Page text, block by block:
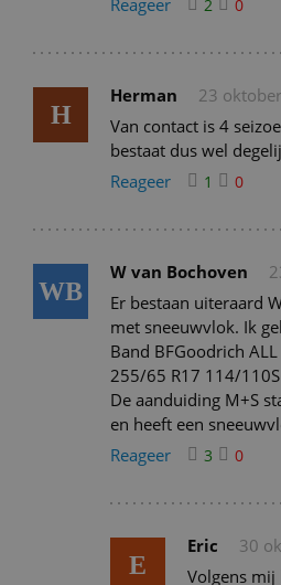
Reageer 2 0
H
Herman
23
Van contact is 4
bestaat dus wel
Reageer
1 0
WB
W van Bochoven
Er bestaan uiteraard
met sneeuwvlok. Ik
Band BFGoodrich
255/65 R17 114/110S
De aanduiding M+S
en heeft een
Reageer
3 0
E
Eric
30
Volgens